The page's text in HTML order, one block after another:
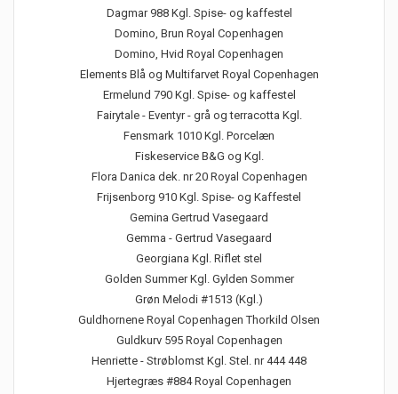
Dagmar 988 Kgl. Spise- og kaffestel
Domino, Brun Royal Copenhagen
Domino, Hvid Royal Copenhagen
Elements Blå og Multifarvet Royal Copenhagen
Ermelund 790 Kgl. Spise- og kaffestel
Fairytale - Eventyr - grå og terracotta Kgl.
Fensmark 1010 Kgl. Porcelæn
Fiskeservice B&G og Kgl.
Flora Danica dek. nr 20 Royal Copenhagen
Frijsenborg 910 Kgl. Spise- og Kaffestel
Gemina Gertrud Vasegaard
Gemma - Gertrud Vasegaard
Georgiana Kgl. Riflet stel
Golden Summer Kgl. Gylden Sommer
Grøn Melodi #1513 (Kgl.)
Guldhornene Royal Copenhagen Thorkild Olsen
Guldkurv 595 Royal Copenhagen
Henriette - Strøblomst Kgl. Stel. nr 444 448
Hjertegræs #884 Royal Copenhagen